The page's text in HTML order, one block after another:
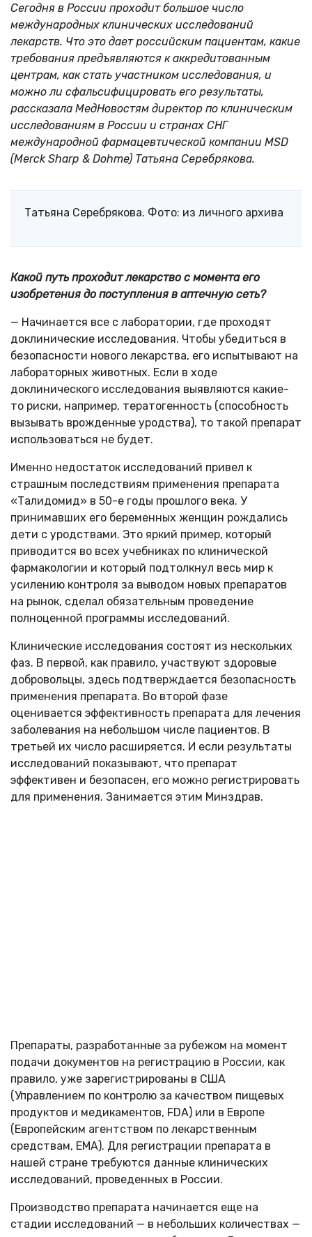
Сегодня в России проходит большое число
международных клинических исследований
лекарств. Что это дает российским пациентам, какие
требования предъявляются к аккредитованным
центрам, как стать участником исследования, и
можно ли сфальсифицировать его результаты,
рассказала МедНовостям директор по клиническим
исследованиям в России и странах СНГ
международной фармацевтической компании MSD
(Merck Sharp & Dohme) Татьяна Серебрякова.
Татьяна Серебрякова. Фото: из личного архива
Какой путь проходит лекарство с момента его
изобретения до поступления в аптечную сеть?
— Начинается все с лаборатории, где проходят
доклинические исследования. Чтобы убедиться в
безопасности нового лекарства, его испытывают на
лабораторных животных. Если в ходе
доклинического исследования выявляются какие-
то риски, например, тератогенность (способность
вызывать врожденные уродства), то такой препарат
использоваться не будет.
Именно недостаток исследований привел к
страшным последствиям применения препарата
«Талидомид» в 50-е годы прошлого века. У
принимавших его беременных женщин рождались
дети с уродствами. Это яркий пример, который
приводится во всех учебниках по клинической
фармакологии и который подтолкнул весь мир к
усилению контроля за выводом новых препаратов
на рынок, сделал обязательным проведение
полноценной программы исследований.
Клинические исследования состоят из нескольких
фаз. В первой, как правило, участвуют здоровые
добровольцы, здесь подтверждается безопасность
применения препарата. Во второй фазе
оценивается эффективность препарата для лечения
заболевания на небольшом числе пациентов. В
третьей их число расширяется. И если результаты
исследований показывают, что препарат
эффективен и безопасен, его можно регистрировать
для применения. Занимается этим Минздрав.
Препараты, разработанные за рубежом на момент
подачи документов на регистрацию в России, как
правило, уже зарегистрированы в США
(Управлением по контролю за качеством пищевых
продуктов и медикаментов, FDA) или в Европе
(Европейским агентством по лекарственным
средствам, EMA). Для регистрации препарата в
нашей стране требуются данные клинических
исследований, проведенных в России.
Производство препарата начинается еще на
стадии исследований — в небольших количествах —